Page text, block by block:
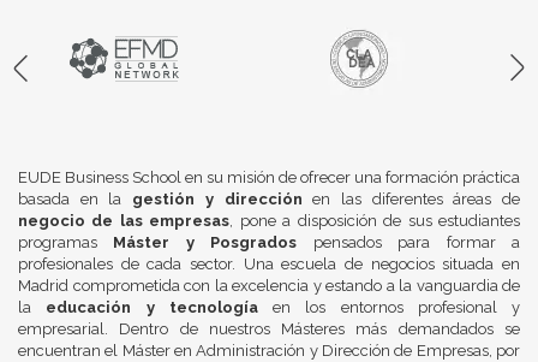
EUDE Business School en su misión de ofrecer una formación práctica
basada en la gestión y dirección en las diferentes áreas de
negocio de las empresas, pone a disposición de sus estudiantes
programas Máster y Posgrados pensados para formar a
profesionales de cada sector. Una escuela de negocios situada en
Madrid comprometida con la excelencia y estando a la vanguardia de
la educación y tecnologíaen los entornos profesional y
empresarial. Dentro de nuestros Másteres más demandados se
encuentran el Máster en Administración y Dirección de Empresas, por